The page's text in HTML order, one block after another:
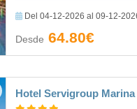
Del 04-12-2026 al 09-12-
Desde 64.80€
Hotel Servigroup Marina